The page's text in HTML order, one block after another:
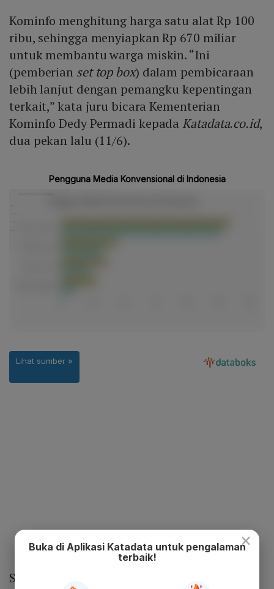
Kominfo menghitung harga satu alat Rp 100
ribu, sehingga menyiapkan Rp 670 miliar
untuk membantu warga miskin. “Ini
(pemberian set top box) dalam pembicaraan
lebih lanjut dengan pemangku kepentingan
terkait,” kata juru bicara Kementerian
Kominfo Dedy Permadi kepada Katadata.co.id,
dua pekan lalu (11/6).
Setelah memiliki
×
Buka di Aplikasi Katadata untuk pengalaman
terbaik!